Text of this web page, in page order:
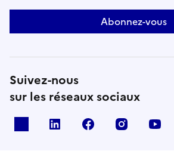
Abonnez-vous
Suivez-nous
sur les réseaux sociaux
Linkedin Facebook Instagram